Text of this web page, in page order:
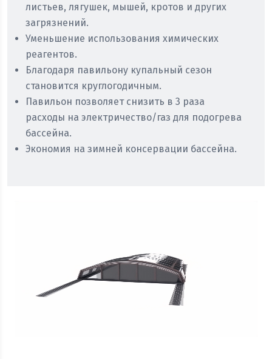
листьев, лягушек, мышей, кротов и других
загрязнений.
Уменьшение использования химических
реагентов.
Благодаря павильону купальный сезон
становится круглогодичным.
Павильон позволяет снизить в 3 раза
расходы на электричество/газ для подогрева
бассейна.
Экономия на зимней консервации бассейна.